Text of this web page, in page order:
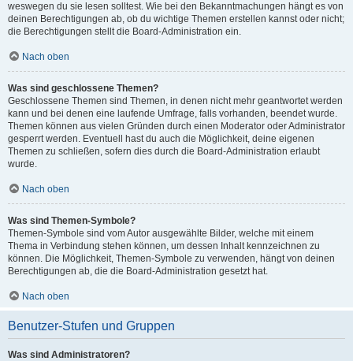
weswegen du sie lesen solltest. Wie bei den Bekanntmachungen hängt es von
deinen Berechtigungen ab, ob du wichtige Themen erstellen kannst oder nicht;
die Berechtigungen stellt die Board-Administration ein.
Nach oben
Was sind geschlossene Themen?
Geschlossene Themen sind Themen, in denen nicht mehr geantwortet werden
kann und bei denen eine laufende Umfrage, falls vorhanden, beendet wurde.
Themen können aus vielen Gründen durch einen Moderator oder Administrator
gesperrt werden. Eventuell hast du auch die Möglichkeit, deine eigenen
Themen zu schließen, sofern dies durch die Board-Administration erlaubt
wurde.
Nach oben
Was sind Themen-Symbole?
Themen-Symbole sind vom Autor ausgewählte Bilder, welche mit einem
Thema in Verbindung stehen können, um dessen Inhalt kennzeichnen zu
können. Die Möglichkeit, Themen-Symbole zu verwenden, hängt von deinen
Berechtigungen ab, die die Board-Administration gesetzt hat.
Nach oben
Benutzer-Stufen und Gruppen
Was sind Administratoren?